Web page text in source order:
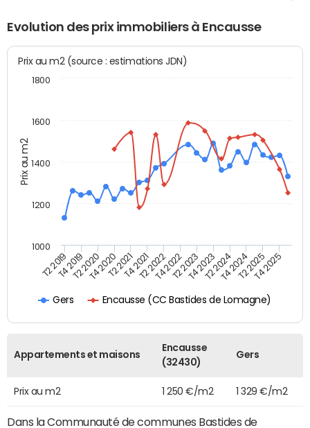
Evolution des prix immobiliers à Encausse
Prix au m2
Prix au m2 (source : estimations JDN)
Gers Encausse (CC Bastides de Lomagne)
T2 2019T4 2019T2 2020T4 2020T2 2021T4 2021T2 2022T4 2022T2 2023T4 2023T2 2024T4 2024T2 2025T4 2025
1200
1400
1600
1000
1800
Appartements et maisons
Encausse
(32430)
Gers
Prix au m2 1 250 €/m2 1 329 €/m2
Dans la Communauté de communes Bastides de